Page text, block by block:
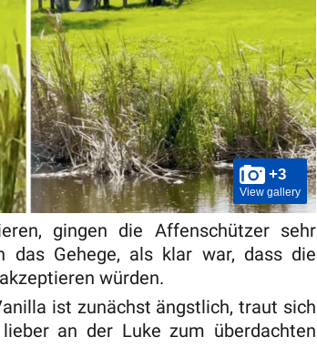
+3
View gallery
gingen die Affenschützer sehr
Gehege, als klar war, dass die
würden.
ist zunächst ängstlich, traut sich
an der Luke zum überdachten